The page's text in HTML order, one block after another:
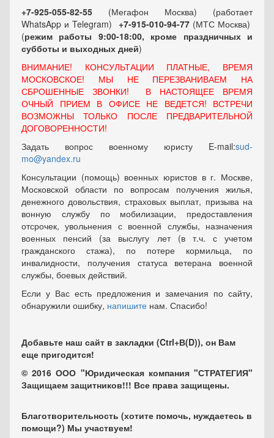
+7-925-055-82-55 (Мегафон Москва) (работает
WhatsApp и Telegram) +7-915-010-94-77 (МТС Москва)
(режим работы 9:00-18:00, кроме праздничных и
субботы и выходных дней)
ВНИМАНИЕ! КОНСУЛЬТАЦИИ ПЛАТНЫЕ, ВРЕМЯ
МОСКОВСКОЕ! МЫ НЕ ПЕРЕЗВАНИВАЕМ НА
СБРОШЕННЫЕ ЗВОНКИ! В НАСТОЯЩЕЕ ВРЕМЯ
ОЧНЫЙ ПРИЕМ В ОФИСЕ НЕ ВЕДЕТСЯ! ВСТРЕЧИ
ВОЗМОЖНЫ ТОЛЬКО ПОСЛЕ ПРЕДВАРИТЕЛЬНОЙ
ДОГОВОРЕННОСТИ!
Задать вопрос военному юристу E-mail:sud-
mo@yandex.ru
Консультации (помощь) военных юристов в г. Москве,
Московской области по вопросам получения жилья,
денежного довольствия, страховых выплат, призыва на
вонную службу по мобилизации, предоставления
отсрочек, увольнения с военной службы, назначения
военных пенсий (за выслугу лет (в т.ч. с учетом
гражданского стажа), по потере кормильца, по
инвалидности, получения статуса ветерана военной
службы, боевых действий.
Если у Вас есть предложения и замечания по сайту,
обнаружили ошибку, напишите нам. Спасибо!
Добавьте наш сайт в закладки (Ctrl+В(D)), он Вам
еще пригодится!
© 2016 ООО "Юридическая компания "СТРАТЕГИЯ"
Защищаем защитников!!! Все права защищены.
Благотворительность (хотите помочь, нуждаетесь в
помощи?) Мы участвуем!